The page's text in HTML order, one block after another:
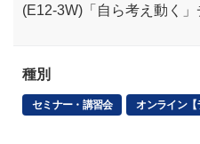
(E12-3W)「自ら考え動く
種別
セミナー・講習会 オンライン【